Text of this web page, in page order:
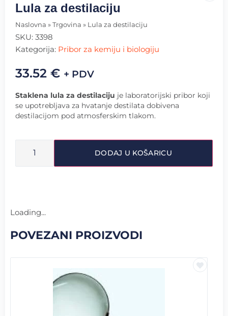
Lula za destilaciju
Naslovna » Trgovina » Lula za destilaciju
SKU: 3398
Kategorija: Pribor za kemiju i biologiju
33.52 € + PDV
Staklena lula za destilaciju je laboratorijski pribor koji
se upotrebljava za hvatanje destilata dobivena
destilacijom pod atmosferskim tlakom.
DODAJ U KOŠARICU
Loading...
POVEZANI PROIZVODI